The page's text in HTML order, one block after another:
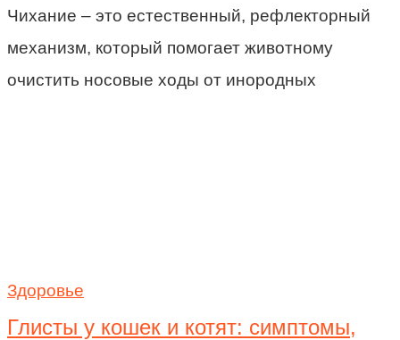
Чихание – это естественный, рефлекторный
механизм, который помогает животному
очистить носовые ходы от инородных
Здоровье
Глисты у кошек и котят: симптомы,